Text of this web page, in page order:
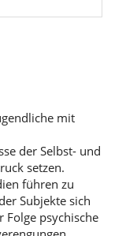
mit
der Selbst- und
setzen.
führen zu
Subjekte sich
Folge psychische